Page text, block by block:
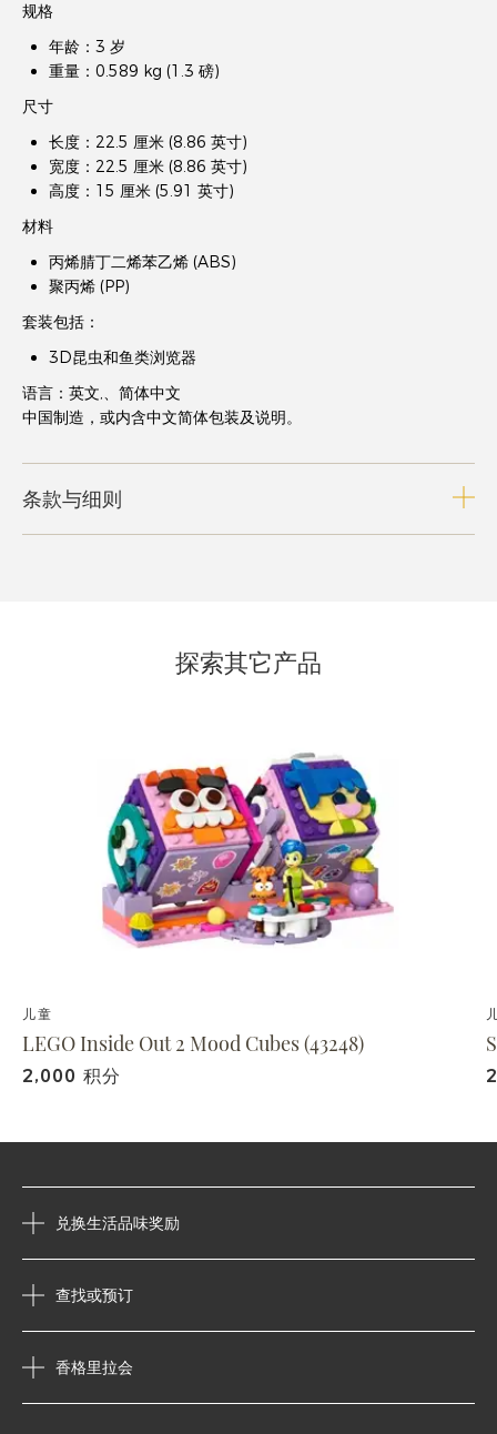
规格
年龄：3 岁
重量：0.589 kg (1.3 磅)
尺寸
长度：22.5 厘米 (8.86 英寸)
宽度：22.5 厘米 (8.86 英寸)
高度：15 厘米 (5.91 英寸)
材料
丙烯腈丁二烯苯乙烯 (ABS)
聚丙烯 (PP)
套装包括：
3D昆虫和鱼类浏览器
语言：英文,、简体中文
中国制造，或内含中文简体包装及说明。
条款与细则
探索其它产品
儿童
LEGO Inside Out 2 Mood Cubes (43248)
2,000 积分
兑换生活品味奖励
查找或预订
香格里拉会